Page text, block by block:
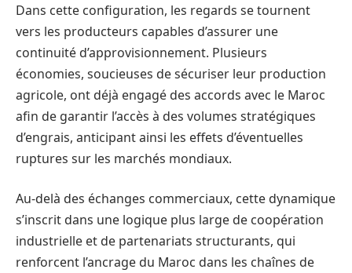
Dans cette configuration, les regards se tournent
vers les producteurs capables d’assurer une
continuité d’approvisionnement. Plusieurs
économies, soucieuses de sécuriser leur production
agricole, ont déjà engagé des accords avec le Maroc
afin de garantir l’accès à des volumes stratégiques
d’engrais, anticipant ainsi les effets d’éventuelles
ruptures sur les marchés mondiaux.
Au-delà des échanges commerciaux, cette dynamique
s’inscrit dans une logique plus large de coopération
industrielle et de partenariats structurants, qui
renforcent l’ancrage du Maroc dans les chaînes de